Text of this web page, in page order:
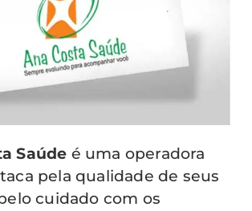
Saúde é uma operadora
pela qualidade de seus
cuidado com os